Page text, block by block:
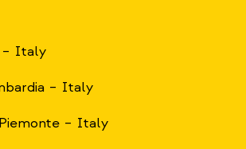
– Italy
– Italy
Piemonte – Italy